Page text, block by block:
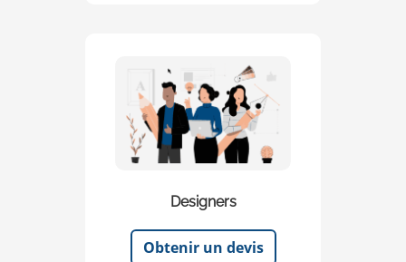
Designers
Obtenir un devis